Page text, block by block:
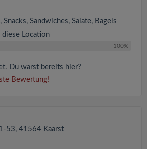
Snacks, Sandwiches, Salate, Bagels
Location
100%
Du warst bereits hier?
Bewertung!
53, 41564 Kaarst